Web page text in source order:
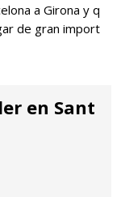
a Girona y q
de gran import
en Sant